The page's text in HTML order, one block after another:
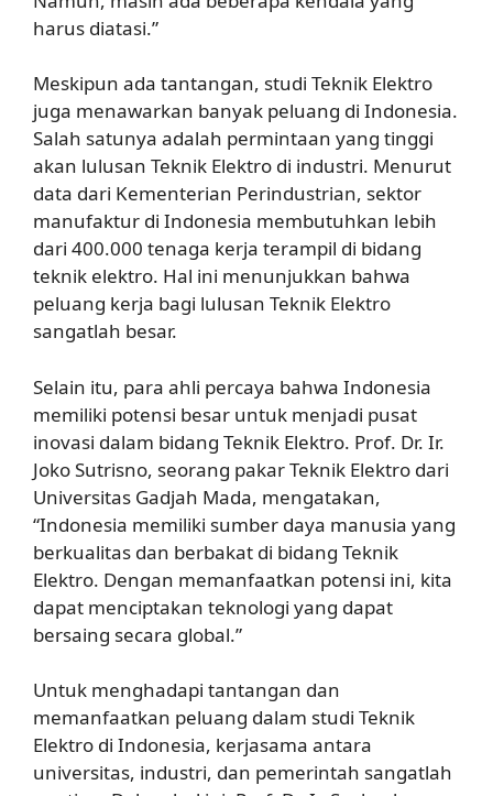
harus diatasi.”
Meskipun ada tantangan, studi Teknik Elektro
juga menawarkan banyak peluang di Indonesia.
Salah satunya adalah permintaan yang tinggi
akan lulusan Teknik Elektro di industri. Menurut
data dari Kementerian Perindustrian, sektor
manufaktur di Indonesia membutuhkan lebih
dari 400.000 tenaga kerja terampil di bidang
teknik elektro. Hal ini menunjukkan bahwa
peluang kerja bagi lulusan Teknik Elektro
sangatlah besar.
Selain itu, para ahli percaya bahwa Indonesia
memiliki potensi besar untuk menjadi pusat
inovasi dalam bidang Teknik Elektro. Prof. Dr. Ir.
Joko Sutrisno, seorang pakar Teknik Elektro dari
Universitas Gadjah Mada, mengatakan,
“Indonesia memiliki sumber daya manusia yang
berkualitas dan berbakat di bidang Teknik
Elektro. Dengan memanfaatkan potensi ini, kita
dapat menciptakan teknologi yang dapat
bersaing secara global.”
Untuk menghadapi tantangan dan
memanfaatkan peluang dalam studi Teknik
Elektro di Indonesia, kerjasama antara
universitas, industri, dan pemerintah sangatlah